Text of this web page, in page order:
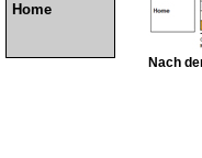
Home
Nach